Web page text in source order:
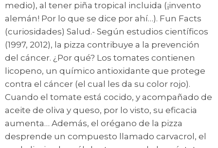
medio), al tener piña tropical incluida (¡invento
alemán! Por lo que se dice por ahí…). Fun Facts
(curiosidades) Salud.- Según estudios científicos
(1997, 2012), la pizza contribuye a la prevención
del cáncer. ¿Por qué? Los tomates contienen
licopeno, un químico antioxidante que protege
contra el cáncer (el cual les da su color rojo).
Cuando el tomate está cocido, y acompañado de
aceite de oliva y queso, por lo visto, su eficacia
aumenta… Además, el orégano de la pizza
desprende un compuesto llamado carvacrol, el